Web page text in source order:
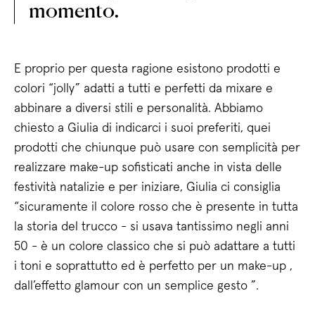
momento.
E proprio per questa ragione esistono prodotti e
colori “jolly” adatti a tutti e perfetti da mixare e
abbinare a diversi stili e personalità. Abbiamo
chiesto a Giulia di indicarci i suoi preferiti, quei
prodotti che chiunque può usare con semplicità per
realizzare make-up sofisticati anche in vista delle
festività natalizie e per iniziare, Giulia ci consiglia
“sicuramente il colore rosso che è presente in tutta
la storia del trucco - si usava tantissimo negli anni
50 - è un colore classico che si può adattare a tutti
i toni e soprattutto ed è perfetto per un make-up ,
dall’effetto glamour con un semplice gesto ”.